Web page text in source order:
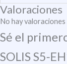
Valoraciones
No hay valoraciones
Sé el
SOLIS S5-